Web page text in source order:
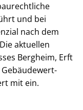
und bei
nach dem
aktuellen
Bergheim, Erft
Ge­bäu­de­wert­
mit ein.